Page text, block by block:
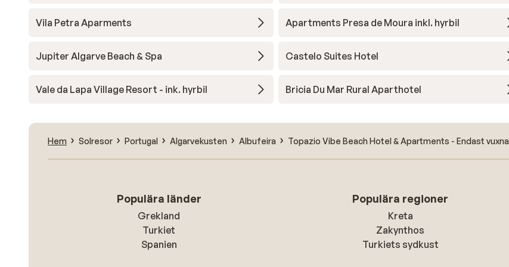
Vila Petra Aparments Apartments Presa de Moura inkl. hyrbil
Jupiter Algarve Beach & Spa Castelo Suites Hotel
Vale da Lapa Village Resort - ink. hyrbil Bricia Du Mar Rural Aparthotel
Hem Solresor Portugal Algarvekusten Albufeira Topazio Vibe Beach Hotel & Apartments - Endast vuxna
Populära länder
Grekland
Turkiet
Spanien
Populära regioner
Kreta
Zakynthos
Turkiets sydkust